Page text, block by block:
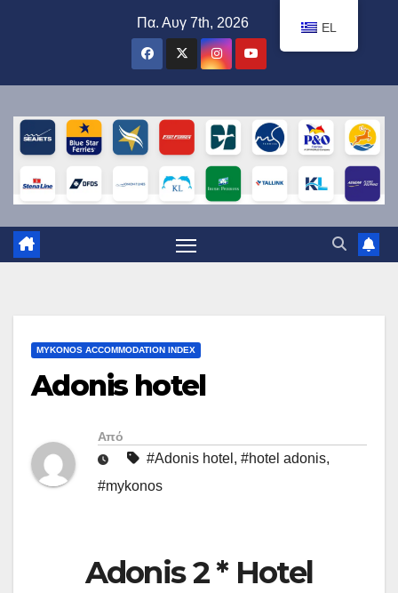
Πα. Αυγ 7th, 2026
MYKONOS ACCOMMODATION INDEX
Adonis hotel
Από
#Adonis hotel , #hotel adonis,
#mykonos
Adonis 2 * Hotel
EL